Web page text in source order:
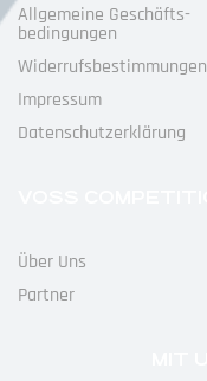
Allgemeine Geschäfts­
Bedingungen
Widerrufs­bestimmungen
Impressum
Datenschutz­erklärung
Über Uns
Partner